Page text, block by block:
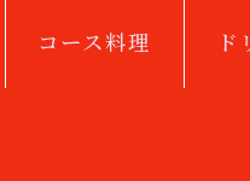
コース料理 ド